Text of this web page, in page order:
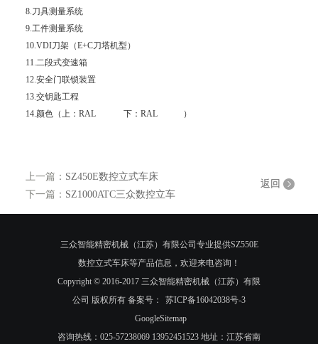
8.刀具测量系统
9.工件测量系统
10.VDI刀架（E+C刀塔机型）
11.二段式变速箱
12.安全门联锁装置
13.交钥匙工程
14.颜色（上：RAL 下：RAL ）
上一篇： SZ450E数控立式车床
下一篇： SZ1000ATC三众数控立车
返回
三众智能精密机械（江苏）有限公司专业提供SZ550E
数控立式车床等产品信息，欢迎来电咨询！
Copyright © 2016-2017 三众智能精密机械（江苏）有限
公司 版权所有 备案号：
苏ICP备16042038号-3
GoogleSitemap
咨询热线：025-57238069 13952451523 地址：江苏省南